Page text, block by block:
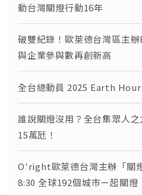
動台灣關燈行動16年
破雙紀錄！歐萊德台灣區主
與企業參與數再創新高
全台總動員 2025 Earth
誰說關燈沒用？全台集眾人
15萬瓩！
O'right歐萊德台灣主辦「關
8:30 全球192個城市ㄧ起關燈